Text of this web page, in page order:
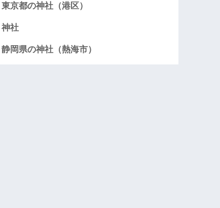
東京都の神社（港区）
神社
静岡県の神社（熱海市）